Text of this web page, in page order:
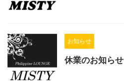
お知らせ
休業のお知らせ